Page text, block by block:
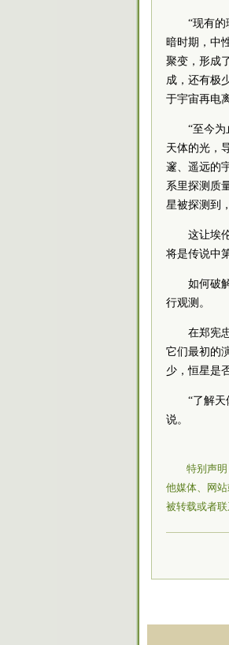
“现有
暗时期，中
聚变，形成
成，还有极
于宇宙再电
“至今
天体的光，
邃、遥远的
系里探测质
星被探测到
这让埃
将是传说中
如何破
行观测。
在郑宪
它们最初的
少，恒星是
“了解
说。
特别声
他媒体、网
被转载或者联